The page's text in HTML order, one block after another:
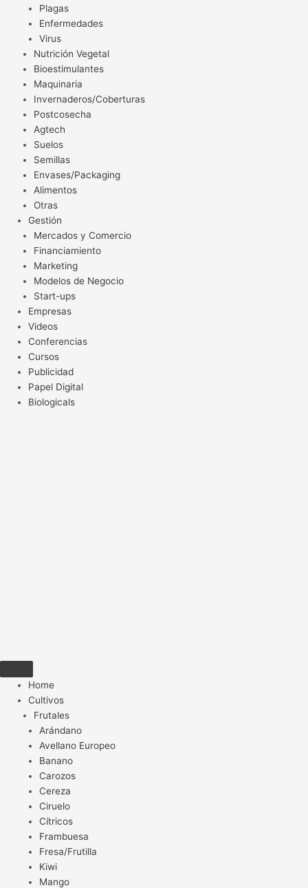
Plagas
Enfermedades
Virus
Nutrición Vegetal
Bioestimulantes
Maquinaria
Invernaderos/Coberturas
Postcosecha
Agtech
Suelos
Semillas
Envases/Packaging
Alimentos
Otras
Gestión
Mercados y Comercio
Financiamiento
Marketing
Modelos de Negocio
Start-ups
Empresas
Videos
Conferencias
Cursos
Publicidad
Papel Digital
Biologicals
Home
Cultivos
Frutales
Arándano
Avellano Europeo
Banano
Carozos
Cereza
Ciruelo
Cítricos
Frambuesa
Fresa/Frutilla
Kiwi
Mango